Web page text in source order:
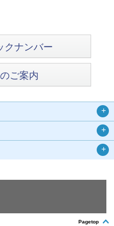
クナンバー
ご案内
Pagetop